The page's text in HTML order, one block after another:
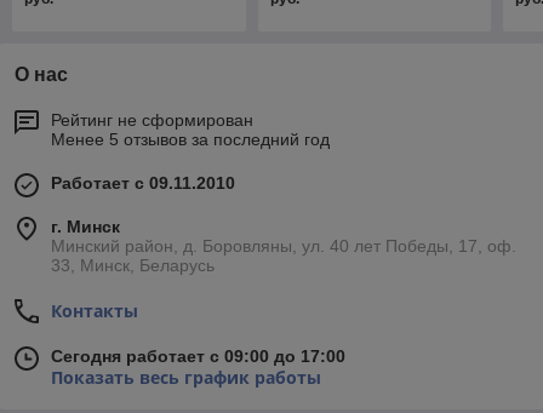
О нас
Рейтинг не сформирован
Менее 5 отзывов за последний год
Работает с 09.11.2010
г. Минск
Минский район, д. Боровляны, ул. 40 лет Победы, 17, оф.
33, Минск, Беларусь
Контакты
Сегодня работает с 09:00 до 17:00
Показать весь график работы